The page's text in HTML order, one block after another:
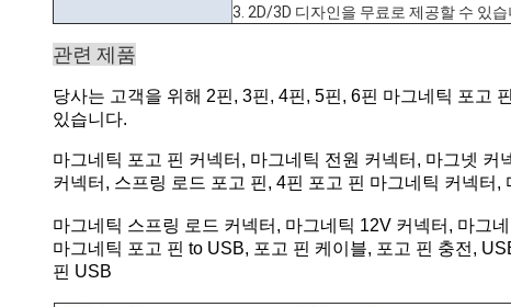
3. 2D/3D 디자인을 무료로 제공할 수 있습
관련 제품
당사는 고객을 위해 2핀, 3핀, 4핀, 5핀, 6핀 마그네틱 포고
있습니다.
마그네틱 포고 핀 커넥터, 마그네틱 전원 커넥터, 마그넷
커넥터, 스프링 로드 포고 핀, 4핀 포고 핀 마그네틱 커넥터,
마그네틱 스프링 로드 커넥터, 마그네틱 12V 커넥터, 마그
마그네틱 포고 핀 to USB, 포고 핀 케이블, 포고 핀 충전,
핀 USB